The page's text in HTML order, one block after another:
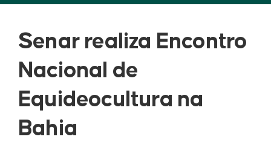
Senar realiza Encontro
Nacional de
Equideocultura na
Bahia